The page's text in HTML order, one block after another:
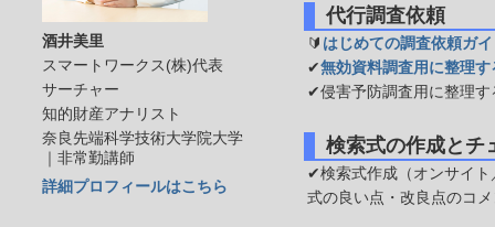
代行調査依頼
🔰 はじめての調査依頼ガ
✔無効資料調査用に整理
✔侵害予防調査用に整理す
検索式の作成とチ
✔検索式作成（オンサイト
式の良い点・改良点のコ
酒井美里
スマートワークス(株)代表
サーチャー
知的財産アナリスト
奈良先端科学技術大学院大学
｜非常勤講師
詳細プロフィールはこちら